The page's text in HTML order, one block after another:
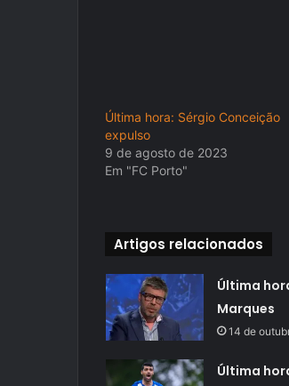
Última hora: Sérgio Conceição
expulso
9 de agosto de 2023
Em "FC Porto"
Artigos relacionados
Última
Marques
14 de
Última